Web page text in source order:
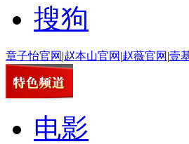
搜狗
章子怡官网 |赵本山官网 |赵薇官网 |壹
电影